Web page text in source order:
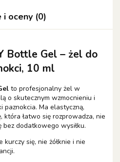
i oceny (0)
Bottle Gel – żel do
10 ml
to profesjonalny żel w
o skutecznym wzmocnieniu i
paznokcia. Ma elastyczną,
łatwo się rozprowadza, nie
bez dodatkowego wysiłku.
się, nie żółknie i nie